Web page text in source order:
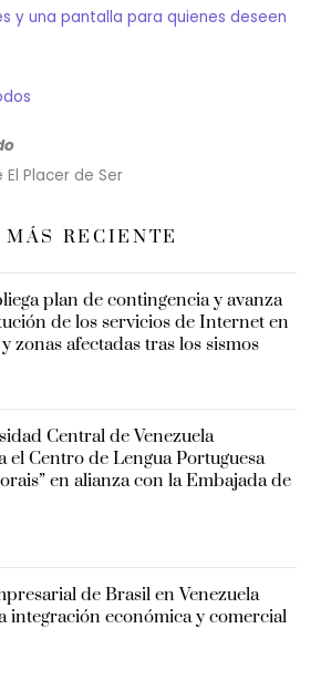
y una pantalla para quienes deseen
Placer de Ser
MÁS RECIENTE
plan de contingencia y avanza
de los servicios de Internet en
zonas afectadas tras los sismos
Central de Venezuela
el Centro de Lengua Portuguesa
en alianza con la Embajada de
de Brasil en Venezuela
integración económica y comercial